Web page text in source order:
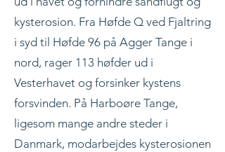
kysterosion. Fra Høfde Q ved Fjaltring
i syd til Høfde 96 på Agger Tange i
nord, rager 113 høfder ud i
Vesterhavet og forsinker kystens
forsvinden. På Harboøre Tange,
ligesom mange andre steder i
Danmark, modarbejdes kysterosionen